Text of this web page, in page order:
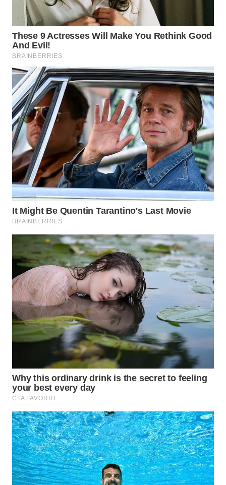
LABUHANBATU
WN
TAPANULI
TENGAH
WN DELI
SERDANG
WN
TEBING
TINGGI
WN
PAKPAK
WN
KARAWANG
WN
BEKASI
WN
BOGOR
WN
DEPOK
UTARA
WN
SAMOSIR
WN
PADANG
LAWAS